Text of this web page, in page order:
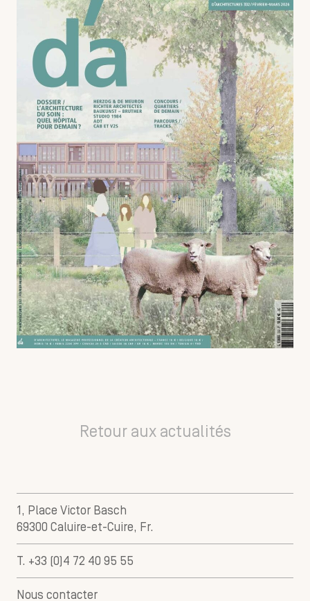
Retour aux actualités
1, Place Victor Basch
69300 Caluire-et-Cuire, Fr.
T. +33 (0)4 72 40 95 55
Nous contacter